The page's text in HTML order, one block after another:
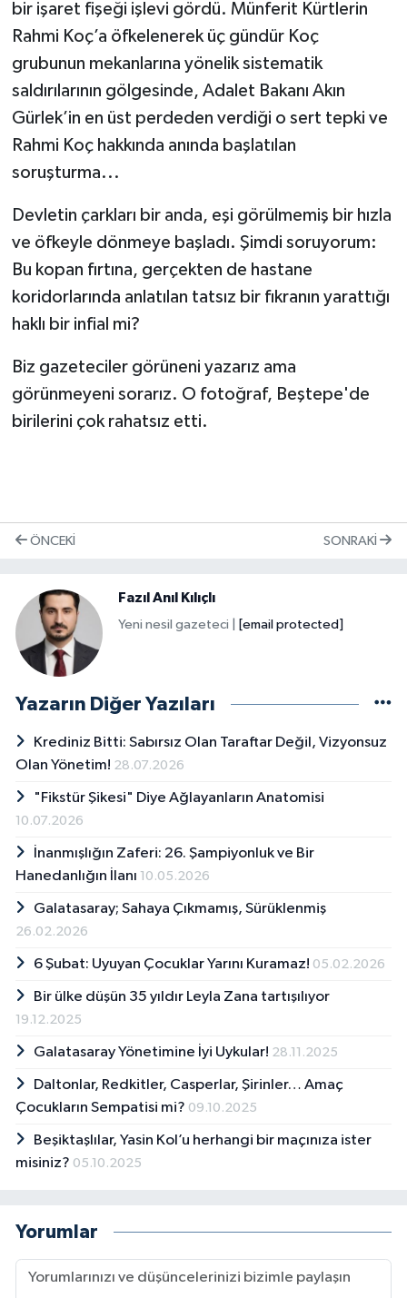
bir işaret fişeği işlevi gördü. Münferit Kürtlerin
Rahmi Koç’a öfkelenerek üç gündür Koç
grubunun mekanlarına yönelik sistematik
saldırılarının gölgesinde, Adalet Bakanı Akın
Gürlek’in en üst perdeden verdiği o sert tepki ve
Rahmi Koç hakkında anında başlatılan
soruşturma...
Devletin çarkları bir anda, eşi görülmemiş bir hızla
ve öfkeyle dönmeye başladı. Şimdi soruyorum:
Bu kopan fırtına, gerçekten de hastane
koridorlarında anlatılan tatsız bir fıkranın yarattığı
haklı bir infial mi?
Biz gazeteciler görüneni yazarız ama
görünmeyeni sorarız. O fotoğraf, Beştepe'de
birilerini çok rahatsız etti.
ÖNCEKI SONRAKI
Fazıl Anıl Kılıçlı
Yeni nesil gazeteci | [email protected]
Yazarın Diğer Yazıları
Krediniz Bitti: Sabırsız Olan Taraftar Değil, Vizyonsuz
Olan Yönetim! 28.07.2026
"Fikstür Şikesi" Diye Ağlayanların Anatomisi
10.07.2026
İnanmışlığın Zaferi: 26. Şampiyonluk ve Bir
Hanedanlığın İlanı 10.05.2026
Galatasaray; Sahaya Çıkmamış, Sürüklenmiş
26.02.2026
6 Şubat: Uyuyan Çocuklar Yarını Kuramaz! 05.02.2026
Bir ülke düşün 35 yıldır Leyla Zana tartışılıyor
19.12.2025
Galatasaray Yönetimine İyi Uykular! 28.11.2025
Daltonlar, Redkitler, Casperlar, Şirinler… Amaç
Çocukların Sempatisi mi? 09.10.2025
Beşiktaşlılar, Yasin Kol’u herhangi bir maçınıza ister
misiniz? 05.10.2025
Yorumlar